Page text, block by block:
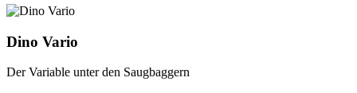
Dino Vario
Der Variable unter den Saugbaggern